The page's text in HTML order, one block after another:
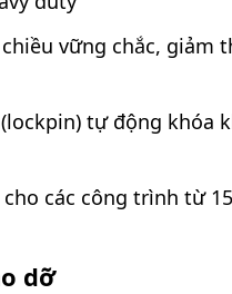
vững chắc, giảm
tự động khóa
các công trình từ
dỡ